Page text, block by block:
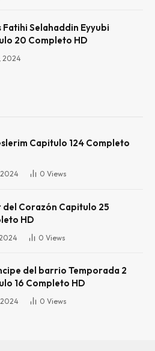
Fatihi Selahaddin Eyyubi
20 Completo HD
2024
Capitulo 124 Completo
0 Views
del Corazón Capitulo 25
HD
2024 0 Views
del barrio Temporada 2
16 Completo HD
2024 0 Views